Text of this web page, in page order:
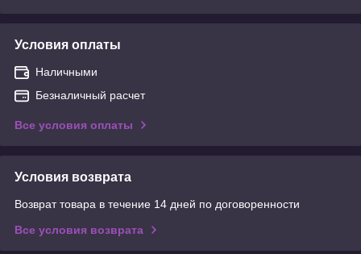
Условия оплаты
Наличными
Безналичный расчет
Все условия оплаты
Условия возврата
Возврат товара в течение 14 дней по договоренности
Все условия возврата